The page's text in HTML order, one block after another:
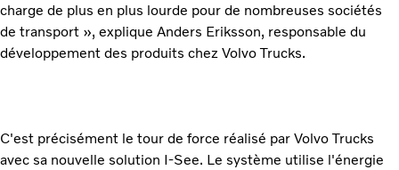
charge de plus en plus lourde pour de nombreuses sociétés
de transport », explique Anders Eriksson, responsable du
développement des produits chez Volvo Trucks.
C'est précisément le tour de force réalisé par Volvo Trucks
avec sa nouvelle solution I-See. Le système utilise l'énergie